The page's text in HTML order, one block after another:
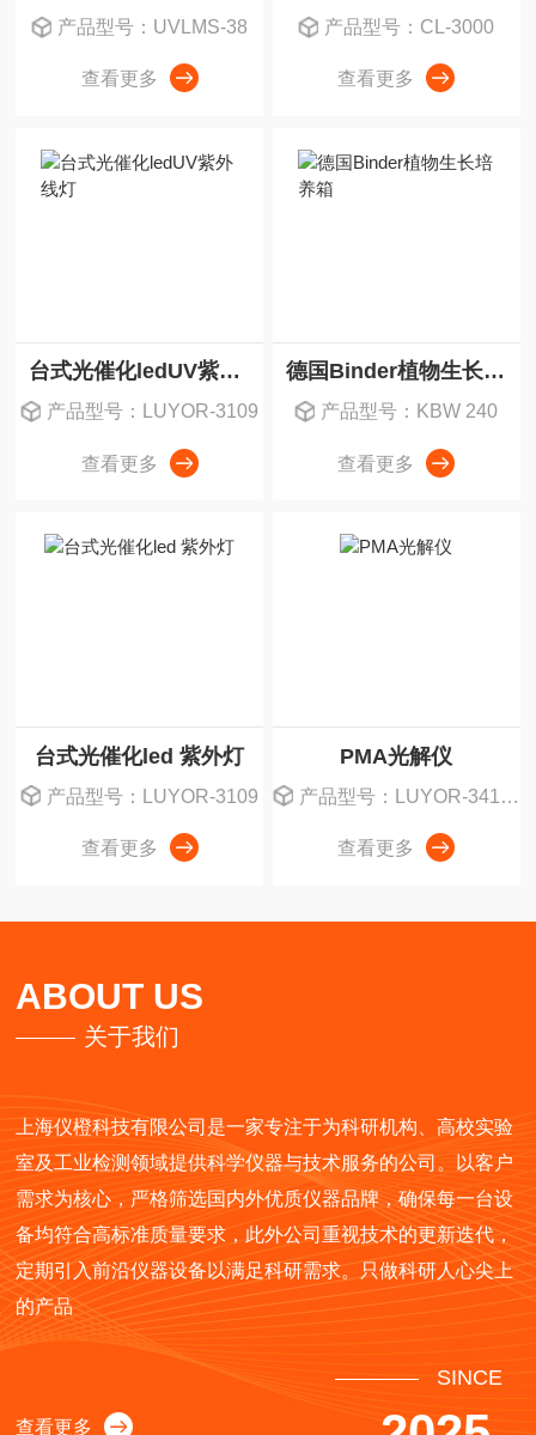
产品型号：UVLMS-38
查看更多
产品型号：CL-3000
查看更多
台式光催化ledUV紫外线灯
产品型号：LUYOR-3109
查看更多
德国Binder植物生长培养箱
产品型号：KBW 240
查看更多
台式光催化led 紫外灯
产品型号：LUYOR-3109
查看更多
PMA光解仪
产品型号：LUYOR-3419PMA光解仪
查看更多
ABOUT US
关于我们
上海仪橙科技有限公司是一家专注于为科研机构、高校实验
室及工业检测领域提供科学仪器与技术服务的公司。以客户
需求为核心，严格筛选国内外优质仪器品牌，确保每一台设
备均符合高标准质量要求，此外公司重视技术的更新迭代，
定期引入前沿仪器设备以满足科研需求。只做科研人心尖上
的产品
查看更多
SINCE